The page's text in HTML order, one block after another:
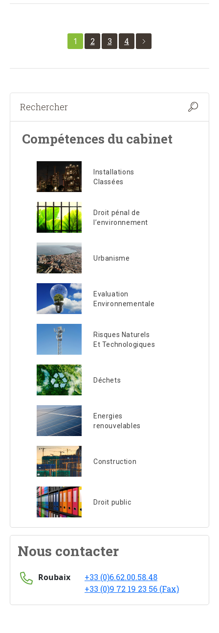
1 2 3 4
Compétences du cabinet
Installations
Classées
Droit pénal de
l’environnement
Urbanisme
Evaluation
Environnementale
Risques Naturels
Et Technologiques
Déchets
Energies
renouvelables
Construction
Droit public
Nous contacter
Roubaix
+33 (0)6.62.00.58.48
+33 (0)9 72 19 23 56 (Fax)